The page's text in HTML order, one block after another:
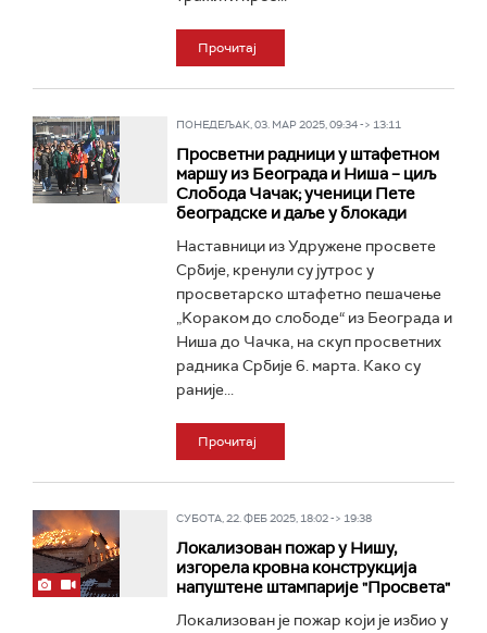
Прочитај
ПОНЕДЕЉАК, 03. МАР 2025, 09:34 -> 13:11
Просветни радници у штафетном
маршу из Београда и Ниша – циљ
Слобода Чачак; ученици Пете
београдске и даље у блокади
Наставници из Удружене просвете
Србије, кренули су јутрос у
просветарско штафетно пешачење
„Kораком до слободе“ из Београда и
Ниша до Чачка, на скуп просветних
радника Србије 6. марта. Како су
раније...
Прочитај
СУБОТА, 22. ФЕБ 2025, 18:02 -> 19:38
Локализован пожар у Нишу,
изгорела кровна конструкција
напуштене штампарије "Просвета"
Локализован је пожар који је избио у